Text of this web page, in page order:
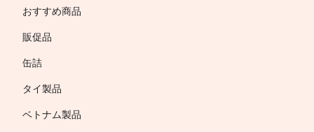
おすすめ商品
販促品
缶詰
タイ製品
ベトナム製品